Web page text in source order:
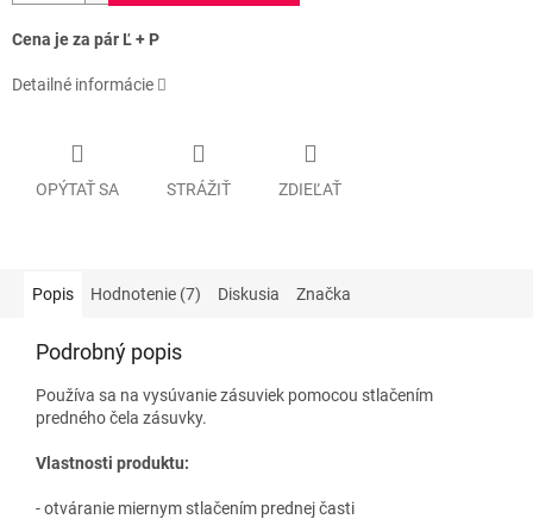
Cena je za pár Ľ + P
Detailné informácie
OPÝTAŤ SA STRÁŽIŤ ZDIEĽAŤ
Popis Hodnotenie (7) Diskusia Značka
Podrobný popis
Používa sa na vysúvanie zásuviek pomocou stlačením
predného čela zásuvky.
Vlastnosti produktu:
- otváranie miernym stlačením prednej časti